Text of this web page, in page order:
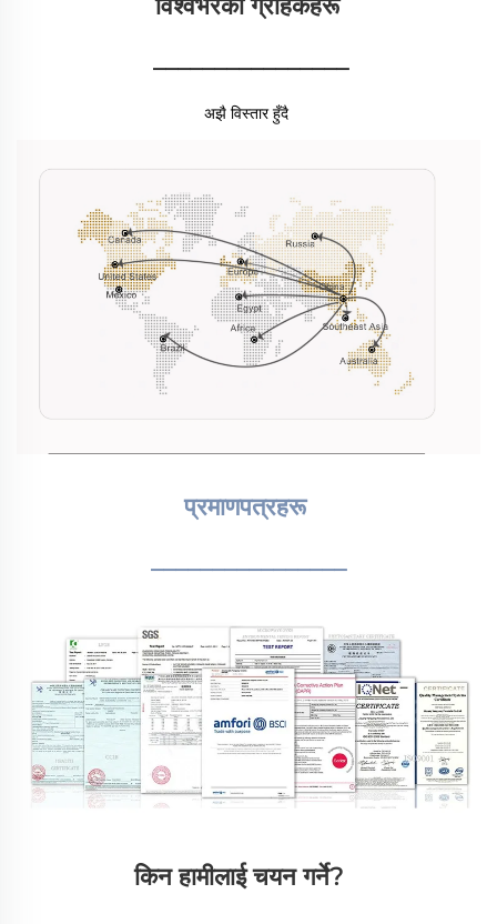
विश्वभरका ग्राहकहरू
________________
अझै विस्तार हुँदै
प्रमाणपत्रहरू
________________
किन हामीलाई चयन गर्ने?